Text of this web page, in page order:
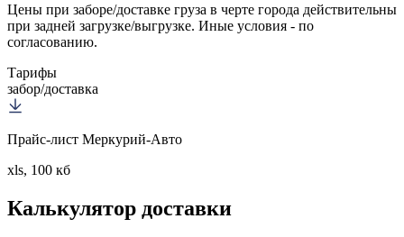
Цены при заборе/доставке груза в черте города действительны
при задней загрузке/выгрузке. Иные условия - по
согласованию.
Тарифы
забор/доставка
Прайс-лист Меркурий-Авто
xls, 100 кб
Калькулятор доставки